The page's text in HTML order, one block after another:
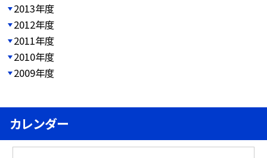
2013年度
2012年度
2011年度
2010年度
2009年度
カレンダー